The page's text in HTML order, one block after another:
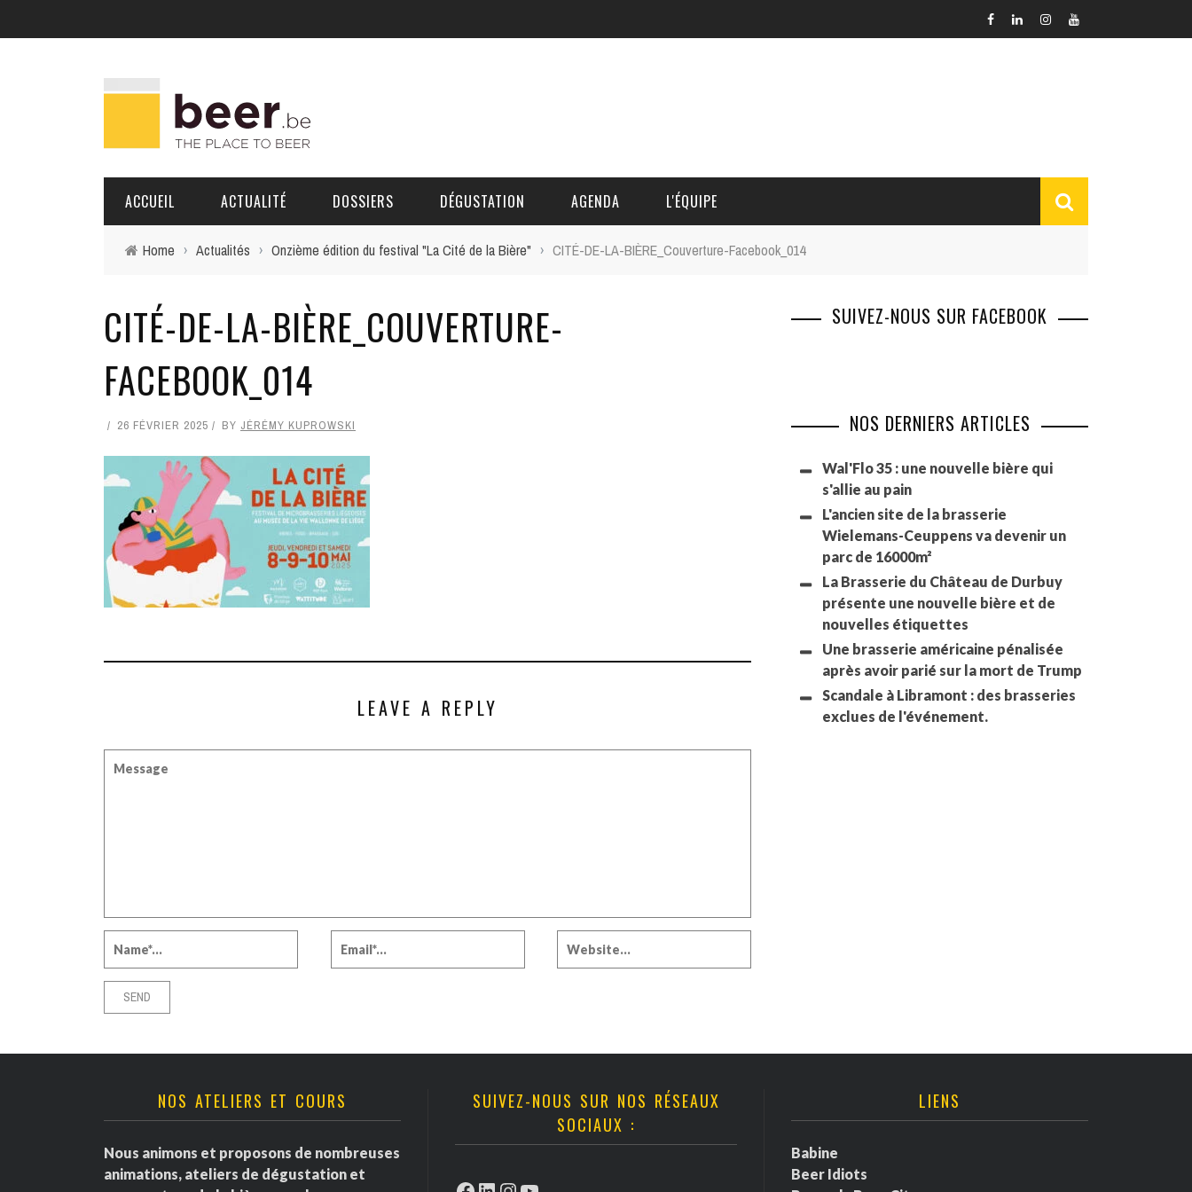
ACCUEIL ACTUALITÉ DOSSIERS
PORTRAITS
DÉGUSTATION AGENDA L'ÉQUIPE
Home › Actualités › Onzième édition du festival "La Cité de la Bière" › CITÉ-DE-LA-BIÈRE_Couverture-Facebook_014
CITÉ-DE-LA-BIÈRE_COUVERTURE-
FACEBOOK_014
26 FÉVRIER 2025 BY JÉRÉMY KUPROWSKI
LEAVE A REPLY
SUIVEZ-NOUS SUR FACEBOOK
NOS DERNIERS ARTICLES
Wal'Flo 35 : une nouvelle bière qui
s'allie au pain
L'ancien site de la brasserie
Wielemans-Ceuppens va devenir un
parc de 16000m²
La Brasserie du Château de Durbuy
présente une nouvelle bière et de
nouvelles étiquettes
Une brasserie américaine pénalisée
après avoir parié sur la mort de Trump
Scandale à Libramont : des brasseries
exclues de l'événement.
NOS ATELIERS ET COURS
Nous animons et proposons de nombreuses
animations, ateliers de dégustation et
SUIVEZ-NOUS SUR NOS RÉSEAUX
SOCIAUX :
LIENS
Babine
Beer Idiots